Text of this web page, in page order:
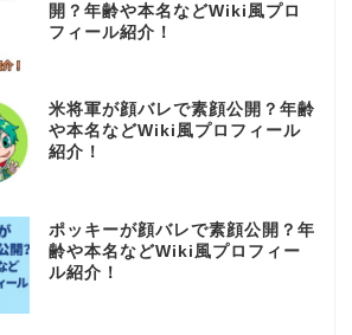
開？年齢や本名などWiki風プロ
フィール紹介！
米将軍が顔バレで素顔公開？年齢
や本名などWiki風プロフィール
紹介！
ポッキーが顔バレで素顔公開？年
齢や本名などWiki風プロフィー
ル紹介！